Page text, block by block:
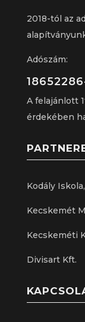
2018-tól az
Adószám:
A felajánlott
érdekében
Kodály
Kecskemét
Kecskeméti
Divisart Kft.